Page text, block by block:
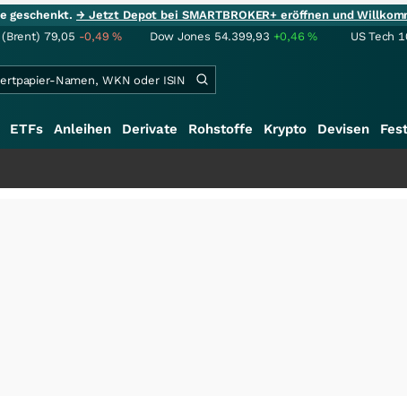
geschenkt.→ Jetzt Depot bei SMARTBROKER+ eröffnen und
(Brent) 79,05 -0,49% Dow Jones 54.399,93 +0,46% US Tech
ETFs Anleihen Derivate Rohstoffe Krypto Devisen